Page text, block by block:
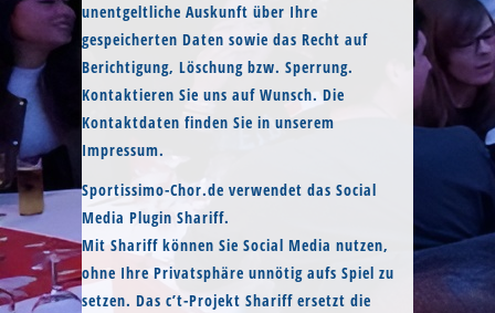
unentgeltliche Auskunft über Ihre
gespeicherten Daten sowie das Recht auf
Berichtigung, Löschung bzw. Sperrung.
Kontaktieren Sie uns auf Wunsch. Die
Kontaktdaten finden Sie in unserem
Impressum.
Sportissimo-Chor.de verwendet das Social
Media Plugin Shariff.
Mit Shariff können Sie Social Media nutzen,
ohne Ihre Privatsphäre unnötig aufs Spiel zu
setzen. Das c’t-Projekt Shariff ersetzt die